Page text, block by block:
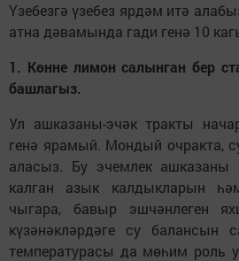
Үзебезгә үзебез ярдәм итә
атна дәвамында гади генә 10
1. Көнне лимон салынган бер
башлагыз.
Ул ашказаны-эчәк тракты
генә ярамый. Мондый очракта,
аласыз. Бу эчемлек
калган азык калдыкларын
чыгара, бавыр эшчәнлеген
күзәнәкләрдәге су балансын
температурасы да мөһим роль